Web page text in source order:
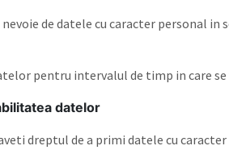
nevoie de datele cu caracter
pentru intervalul de timp in care
datelor
dreptul de a primi datele cu